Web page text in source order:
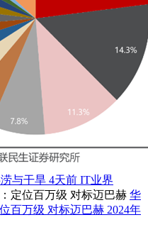
与干旱 4天前 IT业界
华
百万级 对标迈巴赫 2024年